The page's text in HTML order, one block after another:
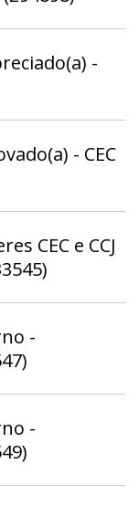
-
- CEC
CEC e CCJ
-
-